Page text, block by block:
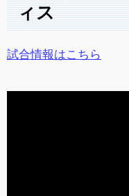
ィス
試合情報はこちら